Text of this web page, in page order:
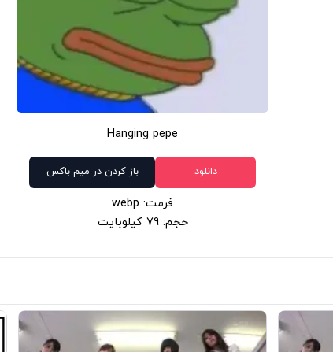
Hanging pepe
دانلود باز کردن در میم باکس
فرمت: webp
حجم: 79 کیلوبایت